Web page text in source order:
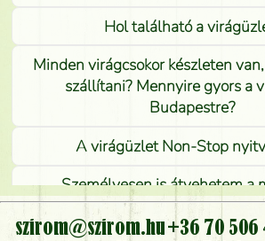
Hol található a
Minden virágcsokor készleten
szállítani? Mennyire gyors a
Budapestre?
A virágüzlet Non-Stop
Személyesen is átvehetem a
virágcsokrot, vagy csak
kérhető?
szirom@szirom.hu +36 70 506